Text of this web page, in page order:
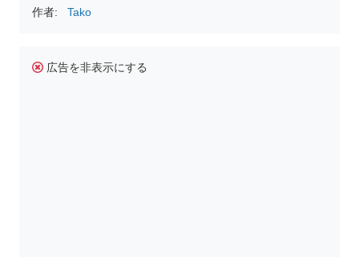
作者: Tako
広告を非表示にする